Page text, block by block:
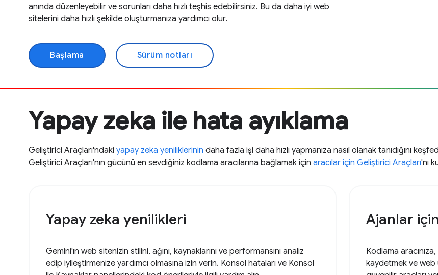
anında düzenleyebilir ve sorunları daha hızlı teşhis edebilirsiniz. Bu da daha iyi web
sitelerini daha hızlı şekilde oluşturmanıza yardımcı olur.
Başlama Sürüm notları
Yapay zeka ile hata ayıklama
Geliştirici Araçları'ndaki yapay zeka yeniliklerinin daha fazla işi daha hızlı yapmanıza nasıl olanak tanıdığını
Geliştirici Araçları'nın gücünü en sevdiğiniz kodlama aracılarına bağlamak için aracılar için Geliştirici Araçları'nı
Yapay zeka yenilikleri
Gemini'ın web sitenizin stilini, ağını, kaynaklarını ve performansını analiz
edip iyileştirmenize yardımcı olmasına izin verin. Konsol hataları ve Konsol
Ajanlar
Kodlama
kaydetmek ve web